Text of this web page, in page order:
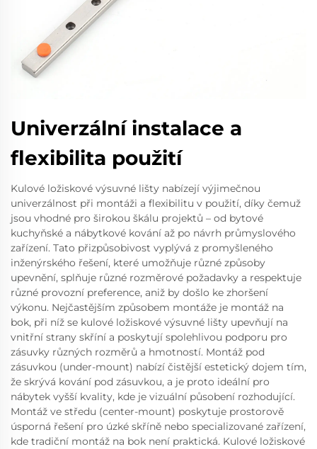
Univerzální instalace a
flexibilita použití
Kulové ložiskové výsuvné lišty nabízejí výjimečnou
univerzálnost při montáži a flexibilitu v použití, díky čemuž
jsou vhodné pro širokou škálu projektů – od bytové
kuchyňské a nábytkové kování až po návrh průmyslového
zařízení. Tato přizpůsobivost vyplývá z promyšleného
inženýrského řešení, které umožňuje různé způsoby
upevnění, splňuje různé rozměrové požadavky a respektuje
různé provozní preference, aniž by došlo ke zhoršení
výkonu. Nejčastějším způsobem montáže je montáž na
bok, při níž se kulové ložiskové výsuvné lišty upevňují na
vnitřní strany skříní a poskytují spolehlivou podporu pro
zásuvky různých rozměrů a hmotností. Montáž pod
zásuvkou (under-mount) nabízí čistější estetický dojem tím,
že skrývá kování pod zásuvkou, a je proto ideální pro
nábytek vyšší kvality, kde je vizuální působení rozhodující.
Montáž ve středu (center-mount) poskytuje prostorově
úsporná řešení pro úzké skříně nebo specializované zařízení,
kde tradiční montáž na bok není praktická. Kulové ložiskové